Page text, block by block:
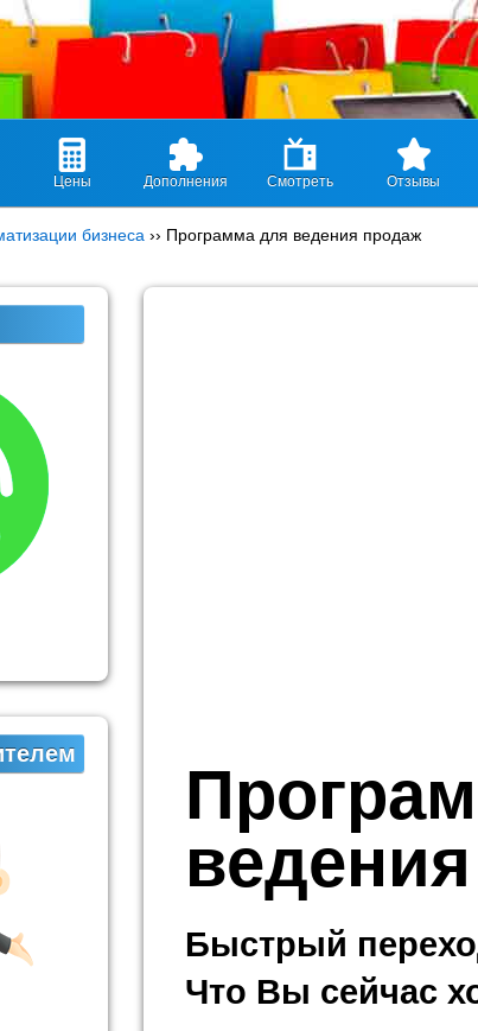
Цены Дополнения Смотреть Отзывы
бизнеса ›› Программа для ведения продаж
Быстрый
Что Вы сейчас